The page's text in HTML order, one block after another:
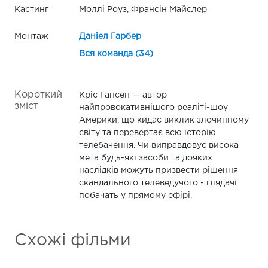
Кастинг Моллі Роуз, Франсін Майслер
Монтаж Даніел Гарбер
Вся команда (34)
Короткий
зміст
Кріс Гансен — автор
найпровокативнішого реаліті-шоу
Америки, що кидає виклик злочинному
світу та перевертає всю історію
телебачення. Чи виправдовує висока
мета будь-які засоби та дояких
наслідків можуть призвести рішення
скандального телеведучого - глядачі
побачать у прямому ефірі.
Схожі фільми